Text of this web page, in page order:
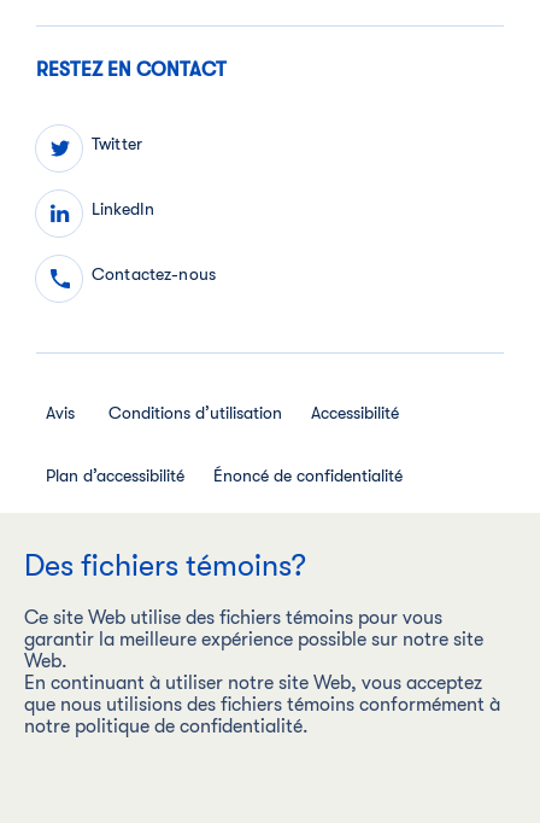
RESTEZ EN CONTACT
Twitter
LinkedIn
Contactez-nous
Avis Conditions d’utilisation Accessibilité
Plan d’accessibilité Énoncé de confidentialité
Les Aliments Maple Leaf Inc. (« Les Aliments Maple Leaf ») est
une entreprise carboneutre dont la vision est d’être l’entreprise
Des fichiers témoins?
Ce site Web utilise des fichiers témoins pour vous
garantir la meilleure expérience possible sur notre site
Web.
En continuant à utiliser notre site Web, vous acceptez
que nous utilisions des fichiers témoins conformément à
notre politique de confidentialité.